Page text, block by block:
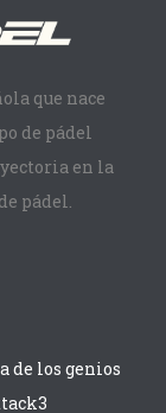
que nace
de pádel
en la
pádel.
de los genios